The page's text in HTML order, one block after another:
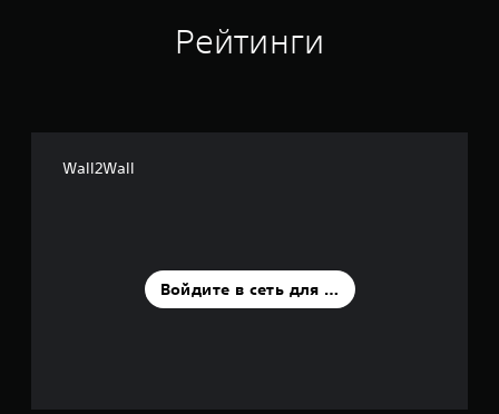
Рейтинги
Wall2Wall
Войдите в сеть для оценки